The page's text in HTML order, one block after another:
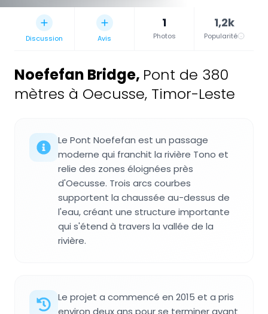
Discussion Avis
1
Photos
1,2k
Popularité
Noefefan Bridge, Pont de 380
mètres à Oecusse, Timor-Leste
Le Pont Noefefan est un passage
moderne qui franchit la rivière Tono et
relie des zones éloignées près
d'Oecusse. Trois arcs courbes
supportent la chaussée au-dessus de
l'eau, créant une structure importante
qui s'étend à travers la vallée de la
rivière.
Le projet a commencé en 2015 et a pris
environ deux ans pour se terminer avant